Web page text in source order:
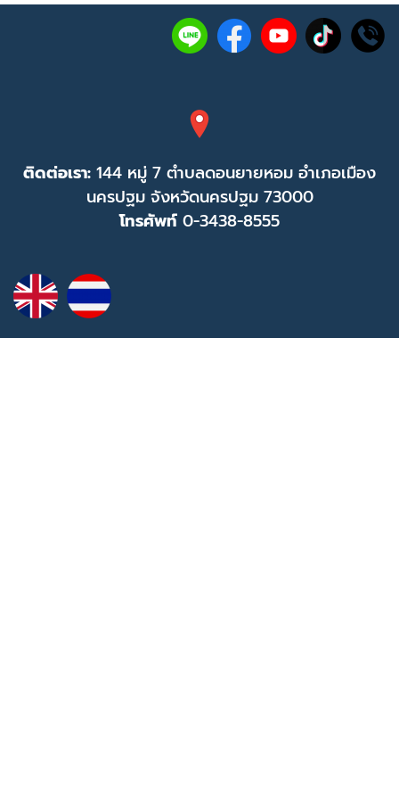
ติดต่อเรา: 144 หมู่ 7 ตำบลดอนยายหอม อำเภอเมือง
นครปฐม จังหวัดนครปฐม 73000
โทรศัพท์ 0-3438-8555